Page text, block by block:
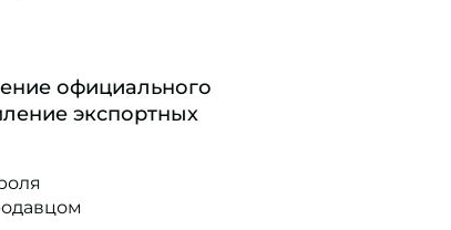
официального
экспортных